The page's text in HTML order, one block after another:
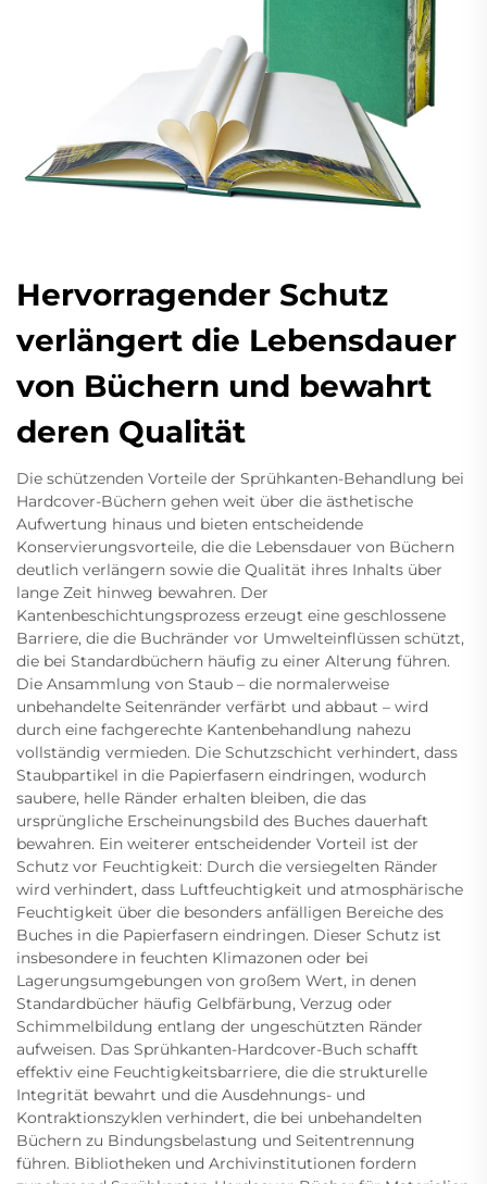
Hervorragender Schutz
verlängert die Lebensdauer
von Büchern und bewahrt
deren Qualität
Die schützenden Vorteile der Sprühkanten-Behandlung bei
Hardcover-Büchern gehen weit über die ästhetische
Aufwertung hinaus und bieten entscheidende
Konservierungsvorteile, die die Lebensdauer von Büchern
deutlich verlängern sowie die Qualität ihres Inhalts über
lange Zeit hinweg bewahren. Der
Kantenbeschichtungsprozess erzeugt eine geschlossene
Barriere, die die Buchränder vor Umwelteinflüssen schützt,
die bei Standardbüchern häufig zu einer Alterung führen.
Die Ansammlung von Staub – die normalerweise
unbehandelte Seitenränder verfärbt und abbaut – wird
durch eine fachgerechte Kantenbehandlung nahezu
vollständig vermieden. Die Schutzschicht verhindert, dass
Staubpartikel in die Papierfasern eindringen, wodurch
saubere, helle Ränder erhalten bleiben, die das
ursprüngliche Erscheinungsbild des Buches dauerhaft
bewahren. Ein weiterer entscheidender Vorteil ist der
Schutz vor Feuchtigkeit: Durch die versiegelten Ränder
wird verhindert, dass Luftfeuchtigkeit und atmosphärische
Feuchtigkeit über die besonders anfälligen Bereiche des
Buches in die Papierfasern eindringen. Dieser Schutz ist
insbesondere in feuchten Klimazonen oder bei
Lagerungsumgebungen von großem Wert, in denen
Standardbücher häufig Gelbfärbung, Verzug oder
Schimmelbildung entlang der ungeschützten Ränder
aufweisen. Das Sprühkanten-Hardcover-Buch schafft
effektiv eine Feuchtigkeitsbarriere, die die strukturelle
Integrität bewahrt und die Ausdehnungs- und
Kontraktionszyklen verhindert, die bei unbehandelten
Büchern zu Bindungsbelastung und Seitentrennung
führen. Bibliotheken und Archivinstitutionen fordern